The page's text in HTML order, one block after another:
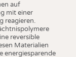
auf
mit einer
reagieren.
reversible
Materialien
energiesparende